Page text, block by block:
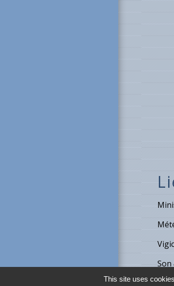
Son
This site uses